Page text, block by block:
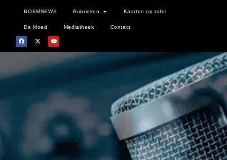
BOEMNEWS Rubrieken Kaarten op tafel
De Moed Mediatheek Contact